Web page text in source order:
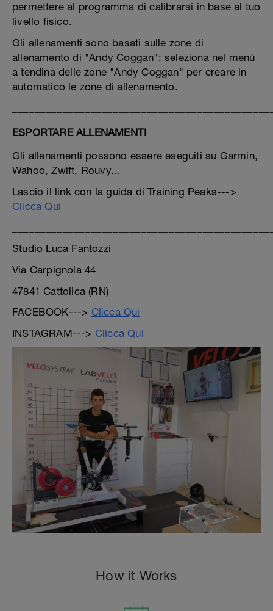
permettere al programma di calibrarsi in base al tuo
livello fisico.
Gli allenamenti sono basati sulle zone di
allenamento di "Andy Coggan": seleziona nel menù
a tendina delle zone "Andy Coggan" per creare in
automatico le zone di allenamento.
ESPORTARE ALLENAMENTI
Gli allenamenti possono essere eseguiti su Garmin,
Wahoo, Zwift, Rouvy...
Lascio il link con la guida di Training Peaks--->
Clicca Qui
Studio Luca Fantozzi
Via Carpignola 44
47841 Cattolica (RN)
FACEBOOK---> Clicca Qui
INSTAGRAM---> Clicca Qui
How it Works